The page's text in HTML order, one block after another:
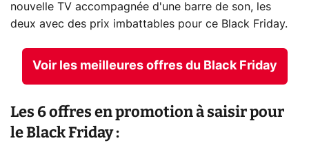
nouvelle TV accompagnée d'une barre de son, les
deux avec des prix imbattables pour ce Black Friday.
Voir les meilleures offres du Black Friday
Les 6 offres en promotion à saisir pour
le Black Friday :